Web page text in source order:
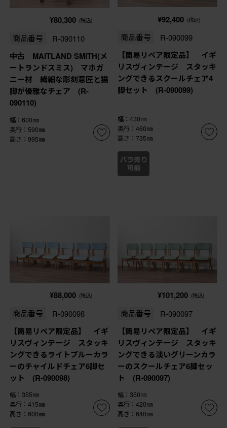
¥80,300 (税込)
商品番号 R-090110
中古 MAITLAND SMITH(メ
ートランドスミス) マホガ
ニー材 繊細な彫刻意匠と猫
脚が優雅なチェア (R-
090110)
幅：600㎜
奥行：590㎜
高さ：995㎜
¥92,400 (税込)
商品番号 R-090099
【簡易リペア限定品】 イギ
リスヴィンテージ スタッキ
ングできるスクールチェア4
脚セット (R-090099)
幅：430㎜
奥行：460㎜
高さ：735㎜
¥88,000 (税込)
商品番号 R-090098
【簡易リペア限定品】 イギ
リスヴィンテージ スタッキ
ングできるライトブルーカラ
ーのチャイルドチェア6脚セ
ット (R-090098)
幅：355㎜
奥行：415㎜
高さ：600㎜
¥101,200 (税込)
商品番号 R-090097
【簡易リペア限定品】 イギ
リスヴィンテージ スタッキ
ングできる淡いグリーンカラ
ーのスクールチェア6脚セッ
ト (R-090097)
幅：350㎜
奥行：420㎜
高さ：640㎜